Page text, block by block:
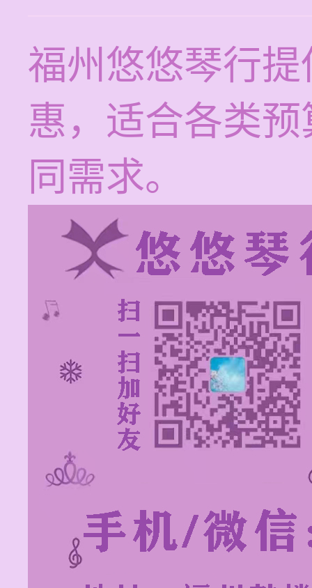
福州悠悠琴行
惠，适合各类
同需求。